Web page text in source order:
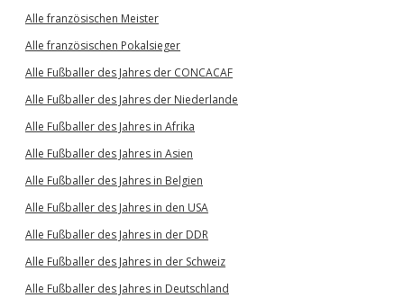
Alle französischen Meister
Alle französischen Pokalsieger
Alle Fußballer des Jahres der CONCACAF
Alle Fußballer des Jahres der Niederlande
Alle Fußballer des Jahres in Afrika
Alle Fußballer des Jahres in Asien
Alle Fußballer des Jahres in Belgien
Alle Fußballer des Jahres in den USA
Alle Fußballer des Jahres in der DDR
Alle Fußballer des Jahres in der Schweiz
Alle Fußballer des Jahres in Deutschland